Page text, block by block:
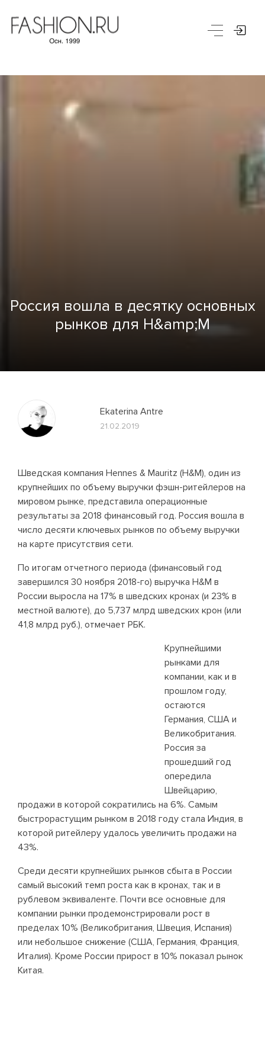
Россия вошла в десятку основных
рынков для H&amp;M
Ekaterina Antre
21.02.2019
Шведская компания Hennes & Mauritz (H&M), один из
крупнейших по объему выручки фэшн-ритейлеров на
мировом рынке, представила операционные
результаты за 2018 финансовый год. Россия вошла в
число десяти ключевых рынков по объему выручки
на карте присутствия сети.
По итогам отчетного периода (финансовый год
завершился 30 ноября 2018-го) выручка H&M в
России выросла на 17% в шведских кронах (и 23% в
местной валюте), до 5,737 млрд шведских крон (или
41,8 млрд руб.), отмечает РБК.
Крупнейшими
рынками для
компании, как и в
прошлом году,
остаются
Германия, США и
Великобритания.
Россия за
прошедший год
опередила
Швейцарию,
продажи в которой сократились на 6%. Самым
быстрорастущим рынком в 2018 году стала Индия, в
которой ритейлеру удалось увеличить продажи на
43%.
Среди десяти крупнейших рынков сбыта в России
самый высокий темп роста как в кронах, так и в
рублевом эквиваленте. Почти все основные для
компании рынки продемонстрировали рост в
пределах 10% (Великобритания, Швеция, Испания)
или небольшое снижение (США, Германия, Франция,
Италия). Кроме России прирост в 10% показал рынок
Китая.